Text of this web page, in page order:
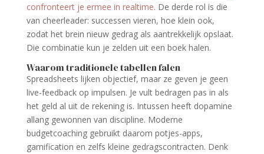
confronteert je ermee in realtime. De derde rol is die
van cheerleader: successen vieren, hoe klein ook,
zodat het brein nieuw gedrag als aantrekkelijk opslaat.
Die combinatie kun je zelden uit een boek halen.
Waarom traditionele tabellen falen
Spreadsheets lijken objectief, maar ze geven je geen
live-feedback op impulsen. Je vult bedragen pas in als
het geld al uit de rekening is. Intussen heeft dopamine
allang gewonnen van discipline. Moderne
budgetcoaching gebruikt daarom potjes-apps,
gamification en zelfs kleine gedragscontracten. Denk